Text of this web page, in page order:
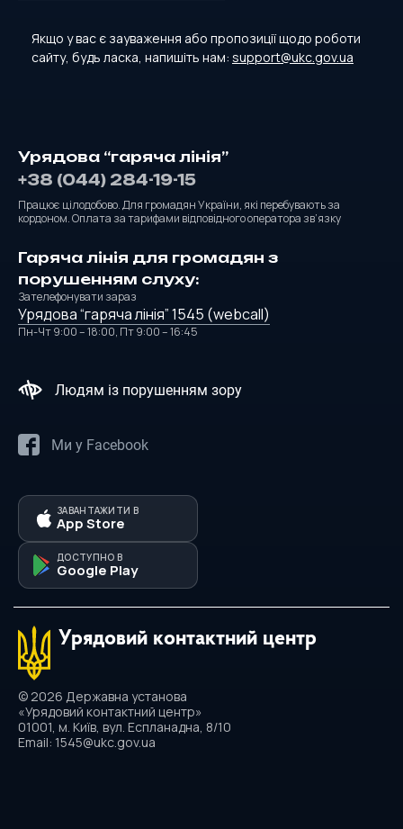
Якщо у вас є зауваження або пропозиції щодо роботи
сайту, будь ласка, напишіть нам: support@ukc.gov.ua
Урядова “гаряча лінія”
+38 (044) 284-19-15
Працює цілодобово. Для громадян України, які перебувають за
кордоном. Оплата за тарифами відповідного оператора зв’язку
Гаряча лінія для громадян з
порушенням слуху:
Зателефонувати зараз
Урядова “гаряча лінія” 1545 (webcall)
Пн-Чт 9:00 – 18:00, Пт 9:00 – 16:45
Ми у Facebook
ЗАВАНТАЖИТИ В
App Store
ДОСТУПНО В
Google Play
Урядовий контактний центр
© 2026 Державна установа
«Урядовий контактний центр»
01001, м. Київ, вул. Еспланадна, 8/10
Email: 1545@ukc.gov.ua